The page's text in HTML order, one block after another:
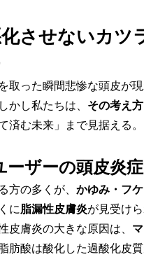
させないカツ
取った瞬間悲惨な頭皮が
し私たちは、 その考え
済む未来」まで見据える
ーザーの頭皮炎
方の多くが、 かゆみ・フ
に脂漏性皮膚炎が見受け
皮膚炎の大きな原因は、
肪酸は酸化した過酸化皮